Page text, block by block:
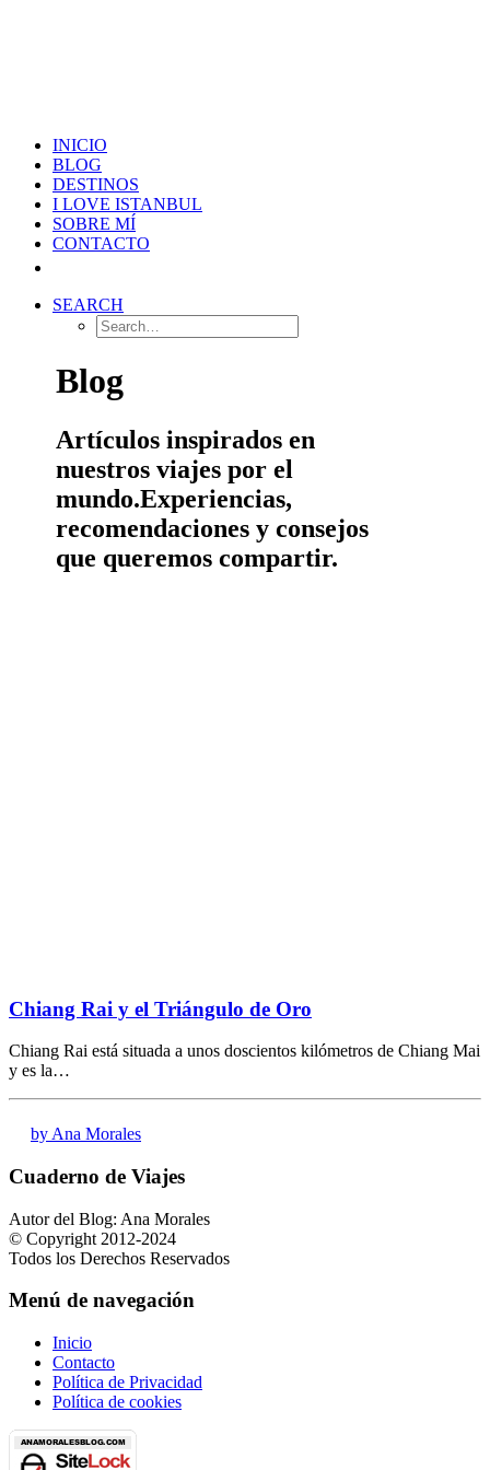
INICIO
BLOG
DESTINOS
I LOVE ISTANBUL
SOBRE MÍ
CONTACTO
SEARCH
Blog
Artículos inspirados en
nuestros viajes por el
mundo.Experiencias,
recomendaciones y consejos
que queremos compartir.
Chiang Rai y el Triángulo de Oro
Chiang Rai está situada a unos doscientos kilómetros de Chiang Mai
y es la…
by Ana Morales
Cuaderno de Viajes
Autor del Blog: Ana Morales
© Copyright 2012-2024
Todos los Derechos Reservados
Menú de navegación
Inicio
Contacto
Política de Privacidad
Política de cookies